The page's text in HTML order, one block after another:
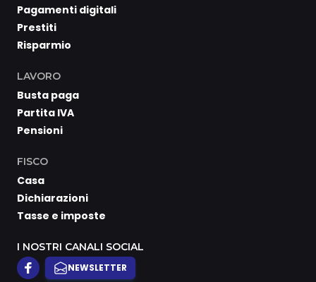
Pagamenti digitali
Prestiti
Risparmio
LAVORO
Busta paga
Partita IVA
Pensioni
FISCO
Casa
Dichiarazioni
Tasse e imposte
I NOSTRI CANALI SOCIAL
NEWSLETTER